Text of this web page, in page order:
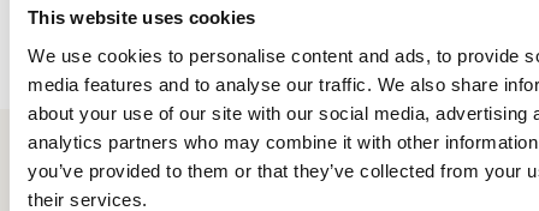
This website uses cookies
We use cookies to personalise content and ads, to provide
media features and to analyse our traffic. We also share
about your use of our site with our social media, advertising
analytics partners who may combine it with other
you’ve provided to them or that they’ve collected from your
their services.
Klaar om te